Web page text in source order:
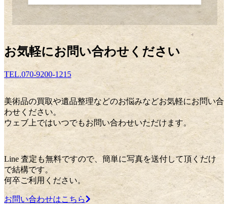
お気軽にお問い合わせください
TEL.070-9200-1215
美術品の買取や遺品整理などのお悩みなどお気軽にお問い合
わせください。
ウェブ上ではいつでもお問い合わせいただけます。
Line 査定も無料ですので、簡単に写真を送付して頂くだけ
で結構です。
何卒ご利用ください。
お問い合わせはこちら